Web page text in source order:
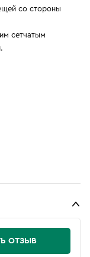
со стороны
сетчатым
ОТЗЫВ